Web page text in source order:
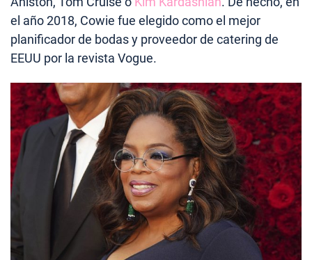
el año 2018, Cowie fue elegido como el mejor
planificador de bodas y proveedor de catering de
EEUU por la revista Vogue.